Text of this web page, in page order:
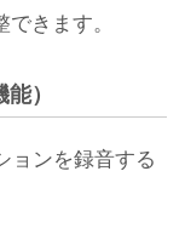
きます。
）
ョンを録音する